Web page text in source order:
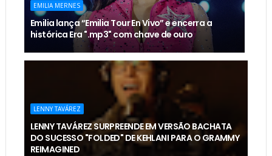
EMILIA MERNES
Emilia lança “Emilia Tour En Vivo” e encerra a
histórica Era ".mp3" com chave de ouro
LENNY TAVÁREZ
LENNY TAVÁREZ SURPREENDE EM VERSÃO BACHATA
DO SUCESSO "FOLDED" DE KEHLANI PARA O GRAMMY
REIMAGINED